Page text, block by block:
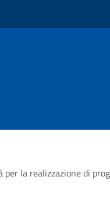
la realizzazione di